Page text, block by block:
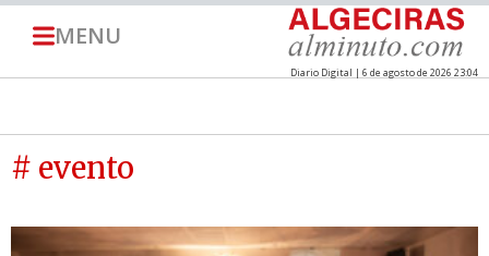
MENU
Diario Digital | 6 de agosto de 2026 23:04
# evento